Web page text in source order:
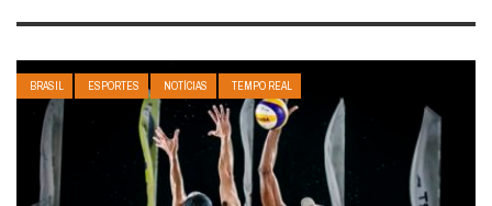
BRASIL ESPORTES NOTÍCIAS TEMPO REAL